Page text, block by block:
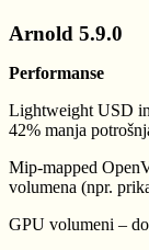
Arnold 5.9.0
Performanse
Lightweight USD
42% manja
Mip-mapped
volumena (npr.
GPU volumeni –